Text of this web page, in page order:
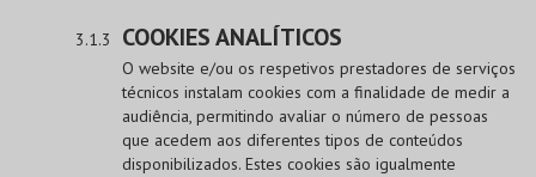
COOKIES ANALÍTICOS
O website e/ou os respetivos prestadores de serviços
técnicos instalam cookies com a finalidade de medir a
audiência, permitindo avaliar o número de pessoas
que acedem aos diferentes tipos de conteúdos
disponibilizados. Estes cookies são igualmente